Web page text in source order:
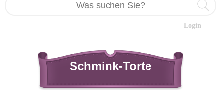
Login
Schmink-Torte